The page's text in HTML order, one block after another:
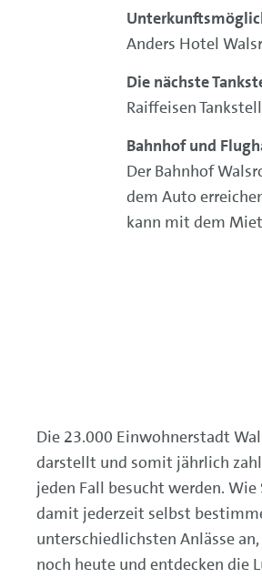
Anders Hotel
Die nächste
Raiffeisen
Bahnhof und
Der Bahnhof
dem Auto
kann mit dem
Die 23.000 Einwohnerstadt
darstellt und somit jährlich
jeden Fall besucht werden.
damit jederzeit selbst
unterschiedlichsten Anlässe
noch heute und entdecken die